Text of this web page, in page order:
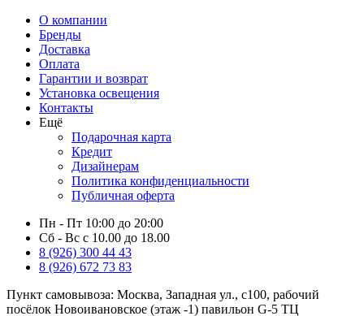
О компании
Бренды
Доставка
Оплата
Гарантии и возврат
Установка освещения
Контакты
Ещё
Подарочная карта
Кредит
Дизайнерам
Политика конфиденциальности
Публичная оферта
Пн - Пт 10:00 до 20:00
Сб - Вс с 10.00 до 18.00
8 (926) 300 44 43
8 (926) 672 73 83
Пункт самовывоза: Москва, Западная ул., с100, рабочий
посёлок Новоивановское (этаж -1) павильон G-5 ТЦ